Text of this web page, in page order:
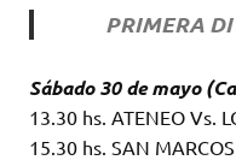
PRIMERA
Sábado 30 de mayo
13.30 hs. ATENEO Vs.
15.30 hs. SAN